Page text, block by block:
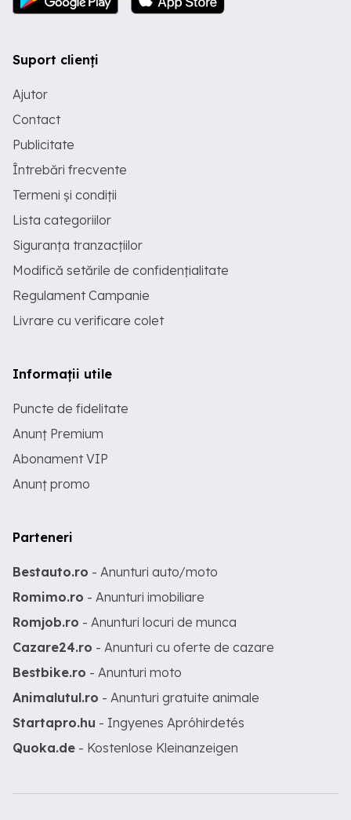
Suport clienți
Ajutor
Contact
Publicitate
Întrebări frecvente
Termeni și condiții
Lista categoriilor
Siguranța tranzacțiilor
Modifică setările de confidențialitate
Regulament Campanie
Livrare cu verificare colet
Informații utile
Puncte de fidelitate
Anunț Premium
Abonament VIP
Anunț promo
Parteneri
Bestauto.ro - Anunturi auto/moto
Romimo.ro - Anunturi imobiliare
Romjob.ro - Anunturi locuri de munca
Cazare24.ro - Anunturi cu oferte de cazare
Bestbike.ro - Anunturi moto
Animalutul.ro - Anunturi gratuite animale
Startapro.hu - Ingyenes Apróhirdetés
Quoka.de - Kostenlose Kleinanzeigen